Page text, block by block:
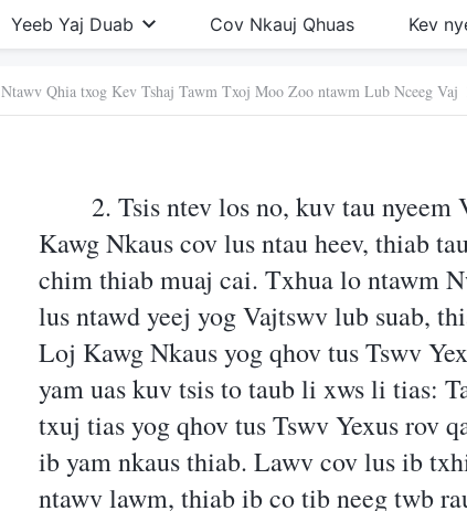
Yeeb Yaj Duab Cov Nkauj Qhuas Kev
Qhia txog Kev Tshaj Tawm Txoj Moo Zoo ntawm Lub Nceeg Vaj
2. Tsis ntev los no, kuv tau
Kawg Nkaus cov lus ntau heev, thiab
chim thiab muaj cai. Txhua lo ntawm
lus ntawd yeej yog Vajtswv lub suab,
Loj Kawg Nkaus yog qhov tus Tswv
yam uas kuv tsis to taub li xws li tias:
txuj tias yog qhov tus Tswv Yexus rov
ib yam nkaus thiab. Lawv cov lus ib
ntawv lawm, thiab ib co tib neeg twb